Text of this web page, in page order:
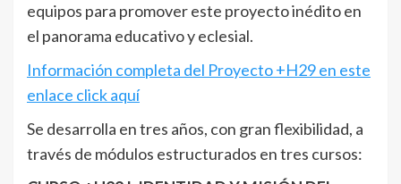
equipos para promover este proyecto inédito en
el panorama educativo y eclesial.
Información completa del Proyecto +H29 en este
enlace click aquí
Se desarrolla en tres años, con gran flexibilidad, a
través de módulos estructurados en tres cursos: